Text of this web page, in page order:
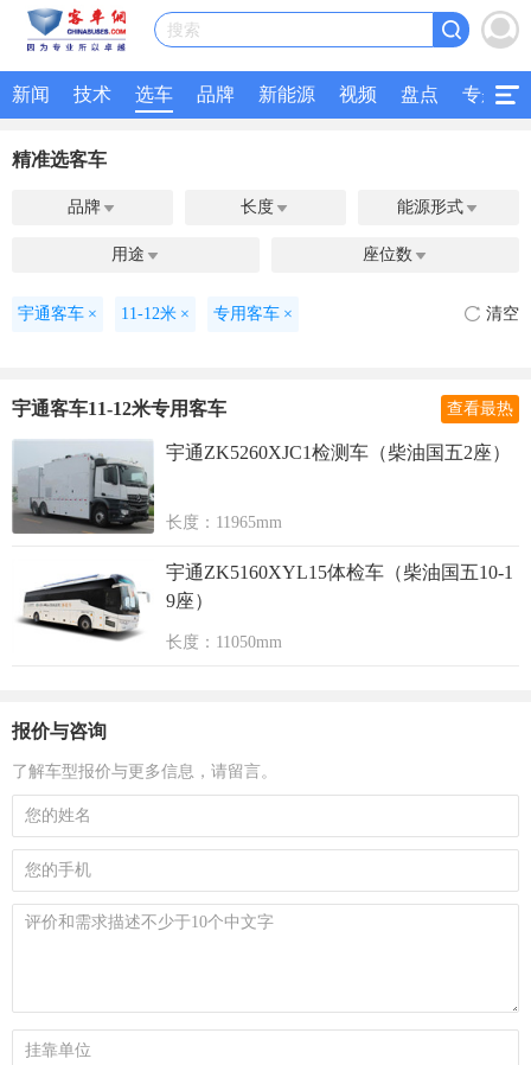
搜索
新闻 技术 选车 品牌 新能源 视频 盘点 专题
精准选客车
品牌  长度  能源形式 
用途  座位数 
宇通客车 × 11-12米 × 专用客车 × 清空
宇通客车11-12米专用客车 查看最热
宇通ZK5260XJC1检测车（柴油国五2座）
长度：11965mm
宇通ZK5160XYL15体检车（柴油国五10-1
9座）
长度：11050mm
报价与咨询
了解车型报价与更多信息，请留言。